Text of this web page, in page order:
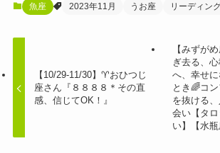
魚座 2023年11月 うお座 リーディン
【10/29-11/30】♈️おひつじ
座さん『８８８８＊その直
感、信じてOK！』
【みずが
ぎ去る、
へ、幸せ
とき🌈コ
を抜ける
会い【タ
い】【水瓶